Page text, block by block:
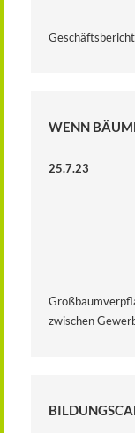
WENN
25.7.23
zwischen